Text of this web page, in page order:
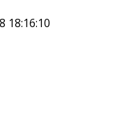
18:16:10